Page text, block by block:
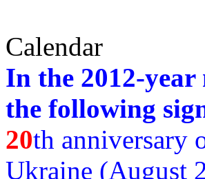
Calendar
In the 2012-year
the following
20th anniversary
Ukraine (August